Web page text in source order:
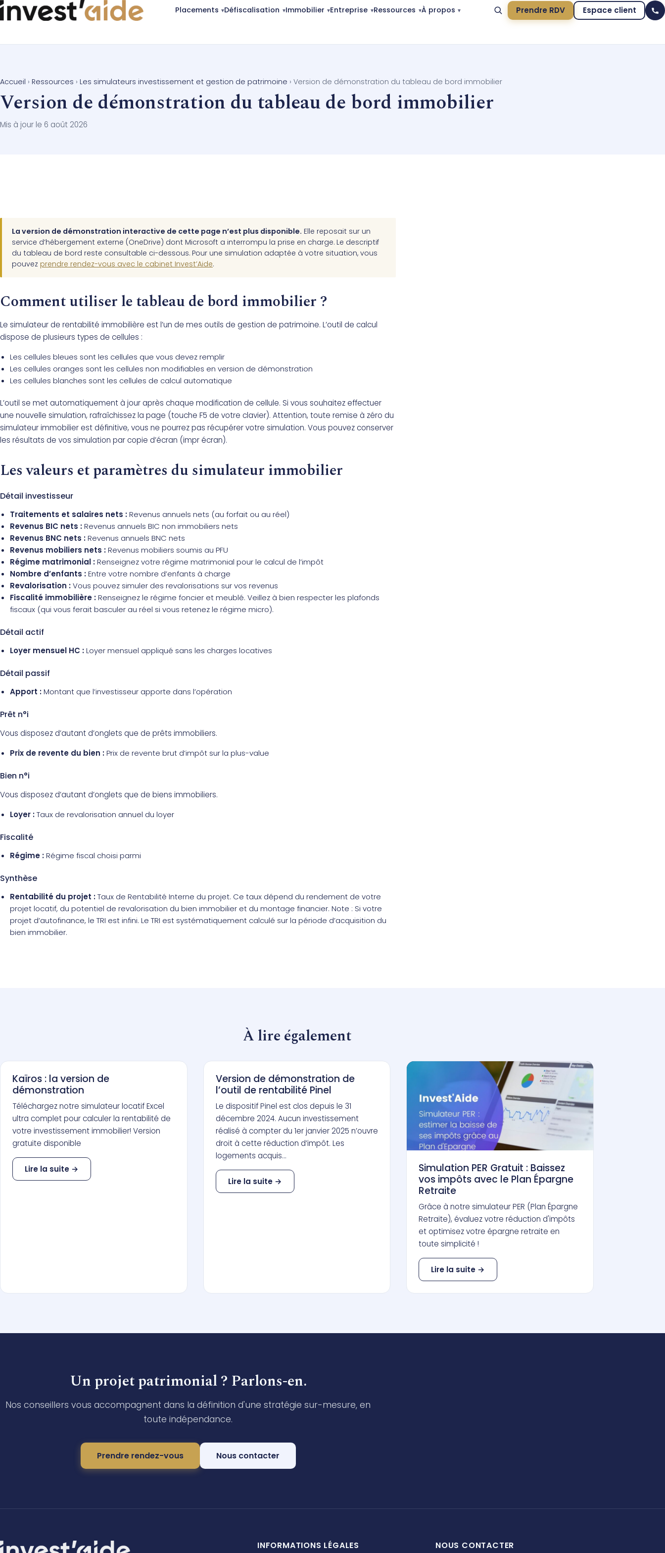
Placements Défiscalisation Immobilier Entreprise Ressources À propos Prendre RDV Espace client
Accueil › Ressources › Les simulateurs investissement et gestion de patrimoine › Version de démonstration du tableau de bord immobilier
Version de démonstration du tableau de bord immobilier
Mis à jour le 6 août 2026
La version de démonstration interactive de cette page n’est plus disponible. Elle reposait sur un
service d’hébergement externe (OneDrive) dont Microsoft a interrompu la prise en charge. Le descriptif
du tableau de bord reste consultable ci-dessous. Pour une simulation adaptée à votre situation, vous
pouvez prendre rendez-vous avec le cabinet Invest’Aide.
Comment utiliser le tableau de bord immobilier ?
Le simulateur de rentabilité immobilière est l’un de mes outils de gestion de patrimoine. L’outil de calcul
dispose de plusieurs types de cellules :
Les cellules bleues sont les cellules que vous devez remplir
Les cellules oranges sont les cellules non modifiables en version de démonstration
Les cellules blanches sont les cellules de calcul automatique
L’outil se met automatiquement à jour après chaque modification de cellule. Si vous souhaitez effectuer
une nouvelle simulation, rafraîchissez la page (touche F5 de votre clavier). Attention, toute remise à zéro du
simulateur immobilier est définitive, vous ne pourrez pas récupérer votre simulation. Vous pouvez conserver
les résultats de vos simulation par copie d’écran (impr écran).
Les valeurs et paramètres du simulateur immobilier
Détail investisseur
Traitements et salaires nets :Revenus annuels nets (au forfait ou au réel)
Revenus BIC nets :Revenus annuels BIC non immobiliers nets
Revenus BNC nets :Revenus annuels BNC nets
Revenus mobiliers nets :Revenus mobiliers soumis au PFU
Régime matrimonial :Renseignez votre régime matrimonial pour le calcul de l’impôt
Nombre d’enfants :Entre votre nombre d’enfants à charge
Revalorisation :Vous pouvez simuler des revalorisations sur vos revenus
Fiscalité immobilière :Renseignez le régime foncier et meublé. Veillez à bien respecter les plafonds
fiscaux (qui vous ferait basculer au réel si vous retenez le régime micro).
Détail actif
Loyer mensuel HC :Loyer mensuel appliqué sans les charges locatives
Détail passif
Apport :Montant que l’investisseur apporte dans l’opération
Prêt n°i
Vous disposez d’autant d’onglets que de prêts immobiliers.
Prix de revente du bien :Prix de revente brut d’impôt sur la plus-value
Bien n°i
Vous disposez d’autant d’onglets que de biens immobiliers.
Loyer :Taux de revalorisation annuel du loyer
Fiscalité
Régime :Régime fiscal choisi parmi
Synthèse
Rentabilité du projet :Taux de Rentabilité Interne du projet. Ce taux dépend du rendement de votre
projet locatif, du potentiel de revalorisation du bien immobilier et du montage financier. Note : Si votre
projet d’autofinance, le TRI est infini. Le TRI est systématiquement calculé sur la période d’acquisition du
bien immobilier.
À lire également
Kaïros : la version de
démonstration
Téléchargez notre simulateur locatif Excel
ultra complet pour calculer la rentabilité de
votre investissement immobilier! Version
gratuite disponible
Lire la suite →
Version de démonstration de
l’outil de rentabilité Pinel
Le dispositif Pinel est clos depuis le 31
décembre 2024. Aucun investissement
réalisé à compter du 1er janvier 2025 n’ouvre
droit à cette réduction d’impôt. Les
logements acquis…
Lire la suite →
Simulation PER Gratuit : Baissez
vos impôts avec le Plan Épargne
Retraite
Grâce à notre simulateur PER (Plan Épargne
Retraite), évaluez votre réduction d'impôts
et optimisez votre épargne retraite en
toute simplicité !
Lire la suite →
Un projet patrimonial ? Parlons-en.
Nos conseillers vous accompagnent dans la définition d'une stratégie sur-mesure, en
toute indépendance.
Prendre rendez-vous Nous contacter
INFORMATIONS LÉGALES NOUS CONTACTER